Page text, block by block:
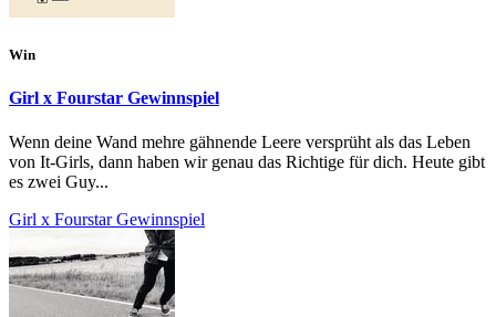
Win
Girl x Fourstar Gewinnspiel
Wenn deine Wand mehre gähnende Leere versprüht als das Leben
von It-Girls, dann haben wir genau das Richtige für dich. Heute gibt
es zwei Guy...
Girl x Fourstar Gewinnspiel